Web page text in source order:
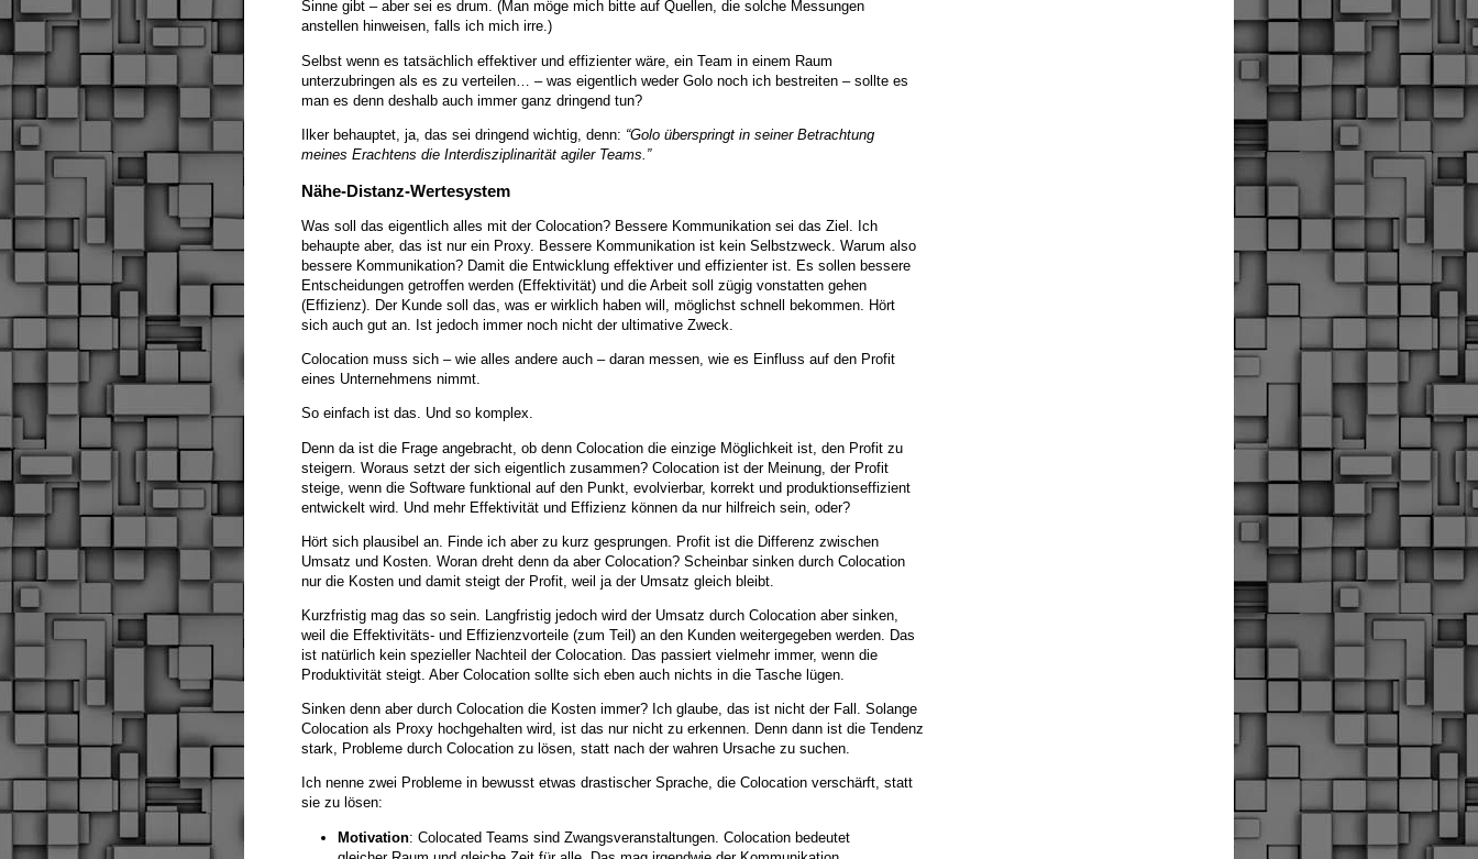
Sinne gibt – aber sei es drum. (Man möge mich bitte auf Quellen, die solche Messungen
anstellen hinweisen, falls ich mich irre.)
Selbst wenn es tatsächlich effektiver und effizienter wäre, ein Team in einem Raum
unterzubringen als es zu verteilen… – was eigentlich weder Golo noch ich bestreiten – sollte es
man es denn deshalb auch immer ganz dringend tun?
Ilker behauptet, ja, das sei dringend wichtig, denn: “Golo überspringt in seiner Betrachtung
meines Erachtens die Interdisziplinarität agiler Teams.”
Nähe-Distanz-Wertesystem
Was soll das eigentlich alles mit der Colocation? Bessere Kommunikation sei das Ziel. Ich
behaupte aber, das ist nur ein Proxy. Bessere Kommunikation ist kein Selbstzweck. Warum also
bessere Kommunikation? Damit die Entwicklung effektiver und effizienter ist. Es sollen bessere
Entscheidungen getroffen werden (Effektivität) und die Arbeit soll zügig vonstatten gehen
(Effizienz). Der Kunde soll das, was er wirklich haben will, möglichst schnell bekommen. Hört
sich auch gut an. Ist jedoch immer noch nicht der ultimative Zweck.
Colocation muss sich – wie alles andere auch – daran messen, wie es Einfluss auf den Profit
eines Unternehmens nimmt.
So einfach ist das. Und so komplex.
Denn da ist die Frage angebracht, ob denn Colocation die einzige Möglichkeit ist, den Profit zu
steigern. Woraus setzt der sich eigentlich zusammen? Colocation ist der Meinung, der Profit
steige, wenn die Software funktional auf den Punkt, evolvierbar, korrekt und produktionseffizient
entwickelt wird. Und mehr Effektivität und Effizienz können da nur hilfreich sein, oder?
Hört sich plausibel an. Finde ich aber zu kurz gesprungen. Profit ist die Differenz zwischen
Umsatz und Kosten. Woran dreht denn da aber Colocation? Scheinbar sinken durch Colocation
nur die Kosten und damit steigt der Profit, weil ja der Umsatz gleich bleibt.
Kurzfristig mag das so sein. Langfristig jedoch wird der Umsatz durch Colocation aber sinken,
weil die Effektivitäts- und Effizienzvorteile (zum Teil) an den Kunden weitergegeben werden. Das
ist natürlich kein spezieller Nachteil der Colocation. Das passiert vielmehr immer, wenn die
Produktivität steigt. Aber Colocation sollte sich eben auch nichts in die Tasche lügen.
Sinken denn aber durch Colocation die Kosten immer? Ich glaube, das ist nicht der Fall. Solange
Colocation als Proxy hochgehalten wird, ist das nur nicht zu erkennen. Denn dann ist die Tendenz
stark, Probleme durch Colocation zu lösen, statt nach der wahren Ursache zu suchen.
Ich nenne zwei Probleme in bewusst etwas drastischer Sprache, die Colocation verschärft, statt
sie zu lösen:
Motivation: Colocated Teams sind Zwangsveranstaltungen. Colocation bedeutet